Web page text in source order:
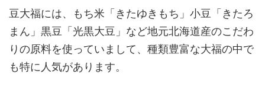
豆大福には、もち米「きたゆきもち」小豆「きたろ
まん」黒豆「光黒大豆」など地元北海道産のこだわ
りの原料を使っていまして、種類豊富な大福の中で
も特に人気があります。